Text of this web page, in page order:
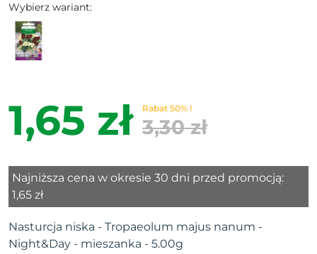
Wybierz wariant:
1,65 zł Rabat 50% !
3,30 zł
Najniższa cena w okresie 30 dni przed promocją:
1,65 zł
Nasturcja niska - Tropaeolum majus nanum -
Night&Day - mieszanka - 5.00g